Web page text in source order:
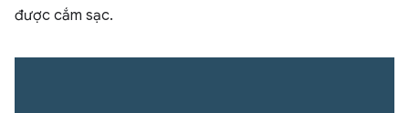
được cắm sạc.